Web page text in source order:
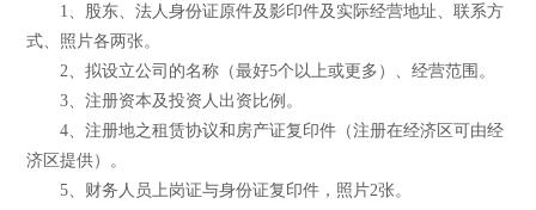
1、股东、法人身份证原件及影印件及实际经营地址、联系方
式、照片各两张。
2、拟设立公司的名称（最好5个以上或更多）、经营范围。
3、注册资本及投资人出资比例。
4、注册地之租赁协议和房产证复印件（注册在经济区可由经
济区提供）。
5、财务人员上岗证与身份证复印件，照片2张。